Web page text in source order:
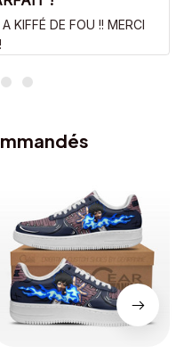
KIFFÉ DE FOU !! MERCI